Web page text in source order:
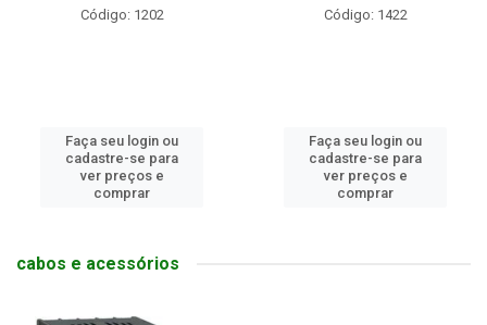
Código: 1202
Faça seu login ou
cadastre-se para
ver preços e
comprar
Código: 1422
Faça seu login ou
cadastre-se para
ver preços e
comprar
cabos e acessórios